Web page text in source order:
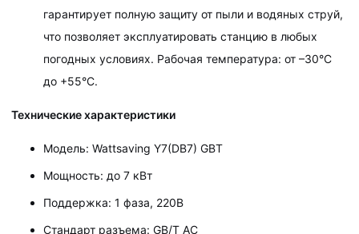
гарантирует полную защиту от пыли и водяных струй,
что позволяет эксплуатировать станцию в любых
погодных условиях. Рабочая температура: от –30°C
до +55°C.
Технические характеристики
Модель: Wattsaving Y7(DB7) GBT
Мощность: до 7 кВт
Поддержка: 1 фаза, 220В
Стандарт разъема: GB/T AC